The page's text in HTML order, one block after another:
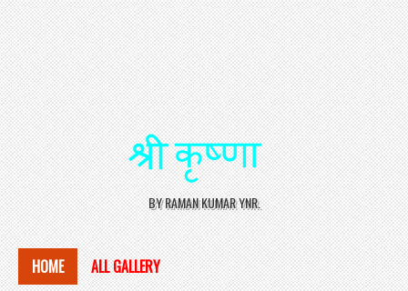
BY RAMAN KUMAR YNR.
HOME
ALL GALLERY